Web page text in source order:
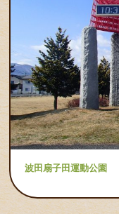
波田扇子田運動公園